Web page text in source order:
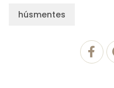
húsmentes